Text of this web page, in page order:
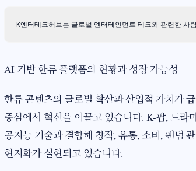
K엔터테크허브는 글로벌 엔터테인먼트 테크와 관련한 사
AI 기반 한류 플랫폼의 현황과 성장 가능성
한류 콘텐츠의 글로벌 확산과 산업적 가치가
중심에서 혁신을 이끌고 있습니다. K-팝, 드라
공지능 기술과 결합해 창작, 유통, 소비, 팬덤
현지화가 실현되고 있습니다.